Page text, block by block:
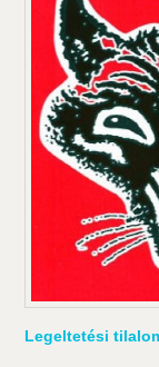
Legeltetési